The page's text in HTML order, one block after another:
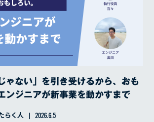
ゃない」を引き受けるから、おも
ンジニアが新事業を動かすまで
らく人 2026.6.5